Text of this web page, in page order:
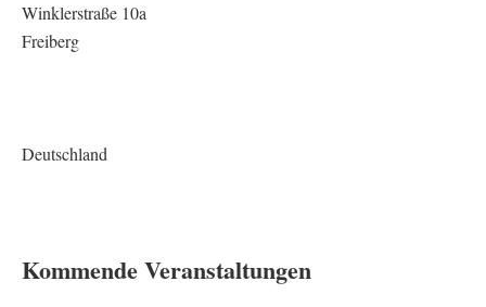
Winklerstraße 10a
Freiberg
Deutschland
Kommende Veranstaltungen